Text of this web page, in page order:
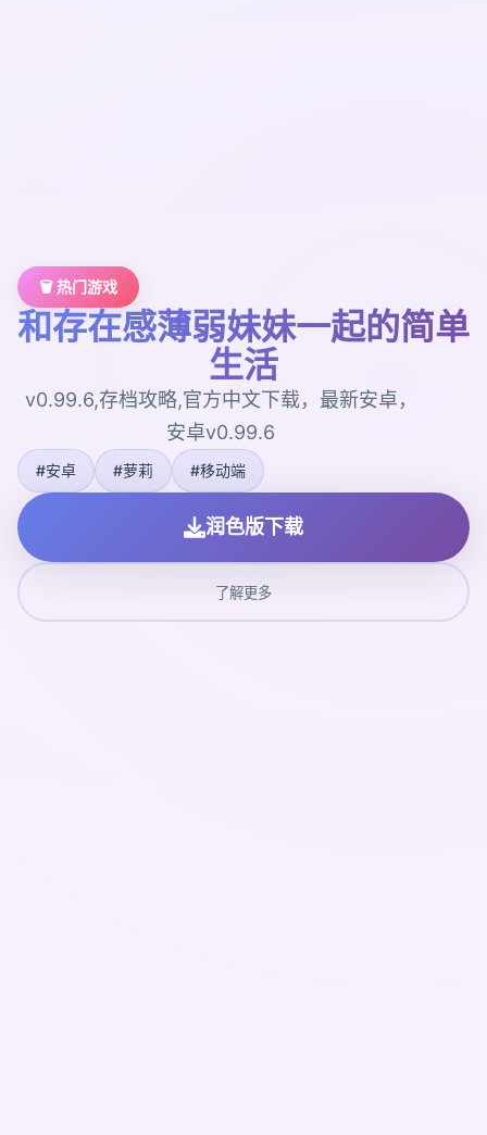
🗑️ 热门游戏
和存在感薄弱妹妹一起的简单
生活
v0.99.6,存档攻略,官方中文下载，最新安卓，
安卓v0.99.6
#安卓 #萝莉 #移动端
润色版下载
了解更多